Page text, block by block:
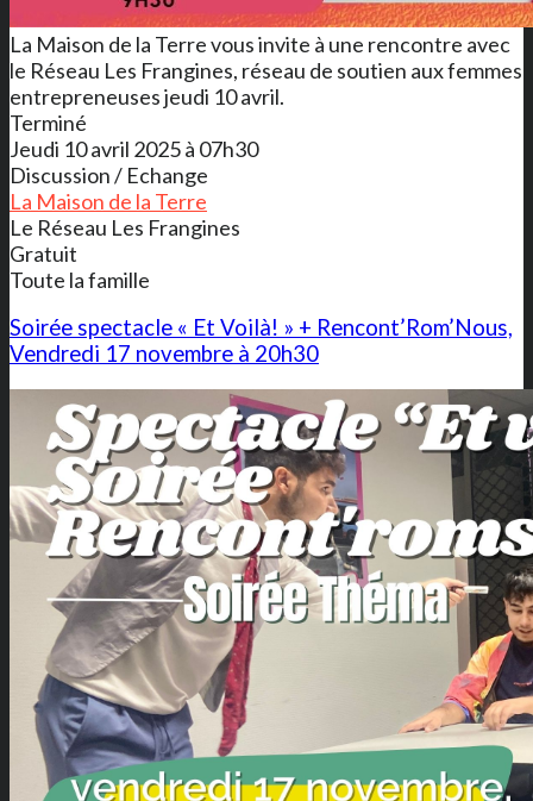
La Maison de la Terre vous invite à une rencontre avec
le Réseau Les Frangines, réseau de soutien aux femmes
entrepreneuses jeudi 10 avril.
Terminé
Jeudi 10 avril 2025 à 07h30
Discussion / Echange
La Maison de la Terre
Le Réseau Les Frangines
Gratuit
Toute la famille
Soirée spectacle « Et Voilà! » + Rencont’Rom’Nous,
Vendredi 17 novembre à 20h30